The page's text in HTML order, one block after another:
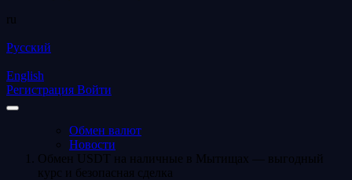
ru
Русский
English
Регистрация Войти
Обмен валют
Новости
Обмен USDT на наличные в Мытищах — выгодный
курс и безопасная сделка